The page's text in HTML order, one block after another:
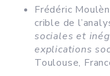
Frédéric
crible de
sociales et
explications
Toulouse,